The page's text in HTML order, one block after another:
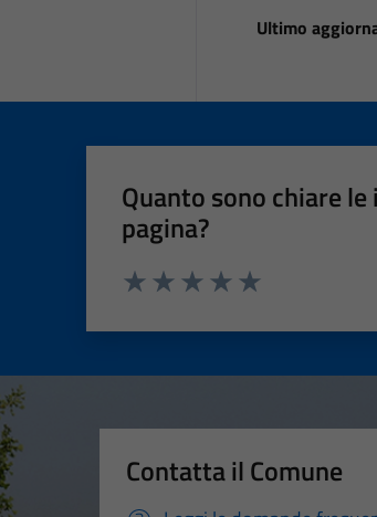
Ultimo
Quanto sono chiare
pagina?
Contatta il Comune